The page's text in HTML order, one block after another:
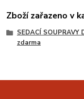
Zboží zařazeno v
SEDACÍ
zdarma